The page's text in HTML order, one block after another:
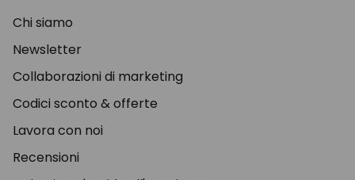
Chi siamo
Newsletter
Collaborazioni di marketing
Codici sconto & offerte
Lavora con noi
Recensioni